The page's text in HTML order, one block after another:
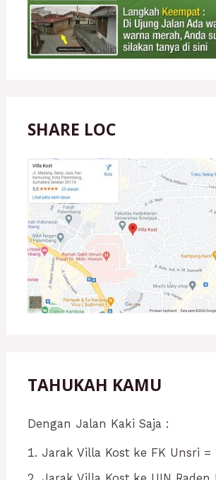
SHARE LOC
TAHUKAH KAMU
Dengan Jalan Kaki Saja :
Jarak Villa Kost ke FK Unsri =